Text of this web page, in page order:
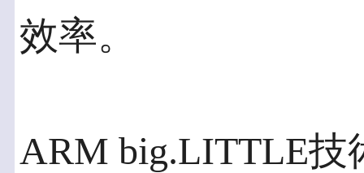
效率。
ARM big.LITTLE技